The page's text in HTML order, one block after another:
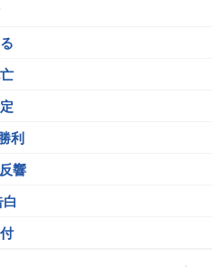
利
響